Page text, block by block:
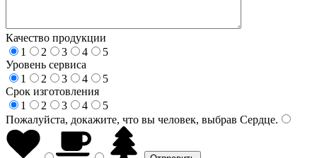
Качество продукции
1
2 3 4
5
Уровень сервиса
1
2 3 4
5
Срок изготовления
1
2 3 4
5
Пожалуйста, докажите, что вы человек, выбрав Сердце.